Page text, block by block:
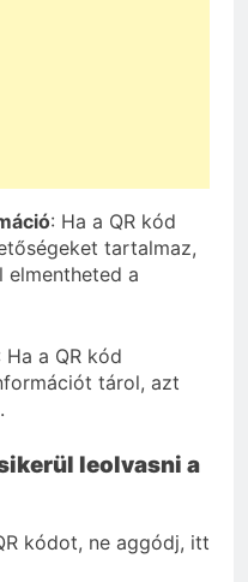
: Ha a QR kód
tartalmaz,
elmentheted a
Ha a QR kód
tárol, azt
leolvasni a
kódot, ne aggódj, itt